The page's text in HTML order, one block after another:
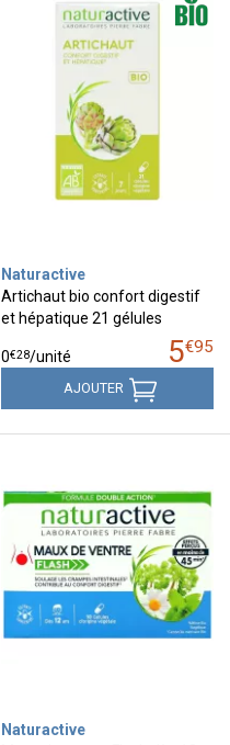
Naturactive
Artichaut bio confort digestif
et hépatique 21 gélules
5€95
0€28/unité
AJOUTER
Naturactive